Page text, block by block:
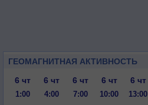
ГЕОМАГНИТНАЯ АКТИВНОСТЬ
6 чт
6 чт 6 чт 6 чт 6 чт
1:00 4:00 7:00 10:00 13:00